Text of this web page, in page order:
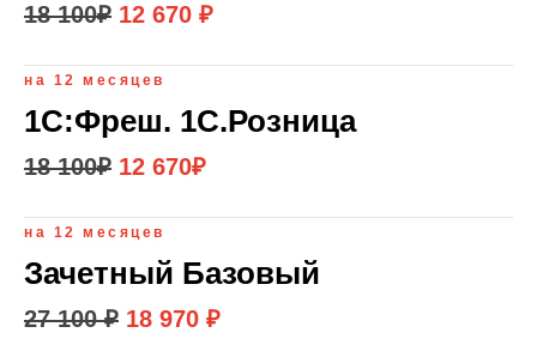
18 100₽ 12 670 ₽
на 12 месяцев
1С:Фреш. 1С.Розница
18 100₽ 12 670₽
на 12 месяцев
Зачетный Базовый
27 100 ₽ 18 970 ₽